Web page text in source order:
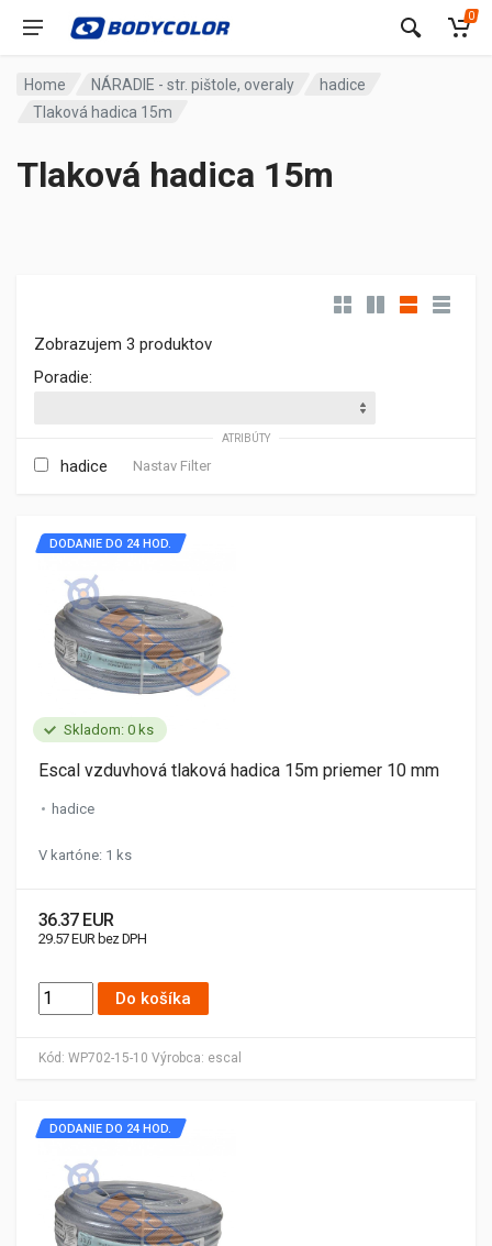
0
Home NÁRADIE - str. pištole, overaly
hadice
Tlaková hadica 15m
Tlaková hadica 15m
Zobrazujem 3 produktov
Poradie:
ATRIBÚTY
hadice Nastav Filter
Skladom: 0 ks
Kód: WP702-15-10 Výrobca: escal
DODANIE DO 24 HOD.
Escal vzduvhová tlaková hadica 15m priemer 10 mm
hadice
V kartóne: 1 ks
36.37 EUR
29.57 EUR bez DPH
Do košíka
DODANIE DO 24 HOD.